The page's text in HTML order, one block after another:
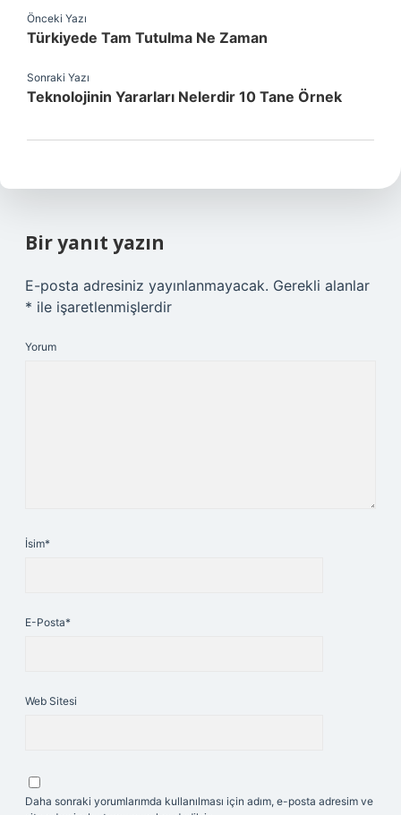
Önceki Yazı
Türkiyede Tam Tutulma Ne Zaman
Sonraki Yazı
Teknolojinin Yararları Nelerdir 10 Tane Örnek
Bir yanıt yazın
E-posta adresiniz yayınlanmayacak. Gerekli alanlar
* ile işaretlenmişlerdir
Yorum
İsim*
E-Posta*
Web Sitesi
Daha sonraki yorumlarımda kullanılması için adım, e-posta adresim ve